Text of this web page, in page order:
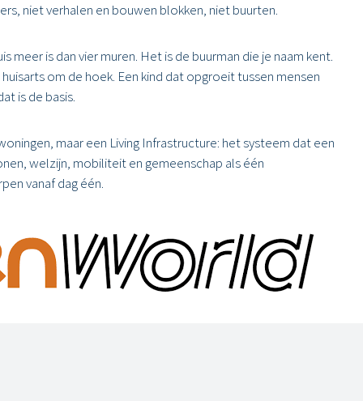
niet verhalen en bouwen blokken, niet buurten.
meer is dan vier muren. Het is de buurman die je naam kent.
om de hoek. Een kind dat opgroeit tussen mensen
is de basis.
maar een Living Infrastructure: het systeem dat een
welzijn, mobiliteit en gemeenschap als één
vanaf dag één.